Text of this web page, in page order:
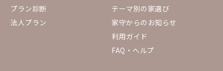
プラン診断
法人プラン
テーマ別の家選び
家守からのお知らせ
利用ガイド
FAQ・ヘルプ